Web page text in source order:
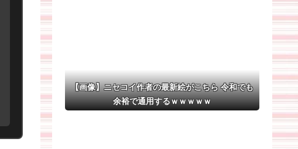
【画像】ニセコイ作者の最新絵がこちら 令和でも
余裕で通用するｗｗｗｗｗ